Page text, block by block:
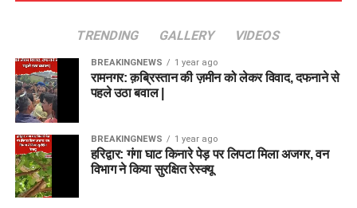
TRENDING GALLERY VIDEOS
BREAKINGNEWS 1 year ago
रामनगर: क़ब्रिस्तान की ज़मीन को लेकर विवाद, दफनाने से
पहले उठा बवाल |
BREAKINGNEWS 1 year ago
हरिद्वार: गंगा घाट किनारे पेड़ पर लिपटा मिला अजगर, वन
विभाग ने किया सुरक्षित रेस्क्यू